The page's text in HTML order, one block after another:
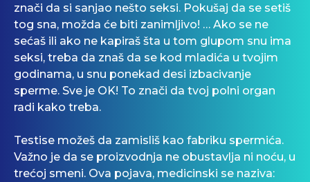
znači da si sanjao nešto seksi. Pokušaj da se setiš
tog sna, možda će biti zanimljivo! … Ako se ne
sećaš ili ako ne kapiraš šta u tom glupom snu ima
seksi, treba da znaš da se kod mladića u tvojim
godinama, u snu ponekad desi izbacivanje
sperme. Sve je OK! To znači da tvoj polni organ
radi kako treba.
Testise možeš da zamisliš kao fabriku spermića.
Važno je da se proizvodnja ne obustavlja ni noću, u
trećoj smeni. Ova pojava, medicinski se naziva: